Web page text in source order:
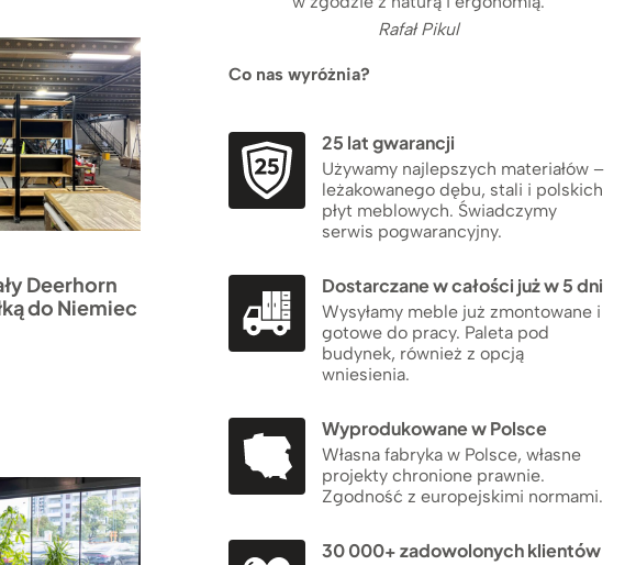
Deerhorn
do Niemiec
Rafał Pikul
Co nas wyróżnia?
25 lat gwarancji
Używamy najlepszych materiałów –
leżakowanego dębu, stali i polskich
płyt meblowych. Świadczymy
serwis pogwarancyjny.
Dostarczane w całości już w 5 dni
Wysyłamy meble już zmontowane i
gotowe do pracy. Paleta pod
budynek, również z opcją
wniesienia.
Wyprodukowane w Polsce
Własna fabryka w Polsce, własne
projekty chronione prawnie.
Zgodność z europejskimi normami.
30 000+ zadowolonych klientów